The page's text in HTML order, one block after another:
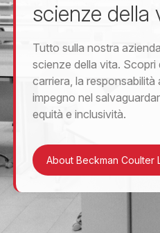
scienze della
Tutto sulla nostra
scienze della vita. Scopri
carriera, la
impegno nel
equità e inclusività.
About Beckman Coulter